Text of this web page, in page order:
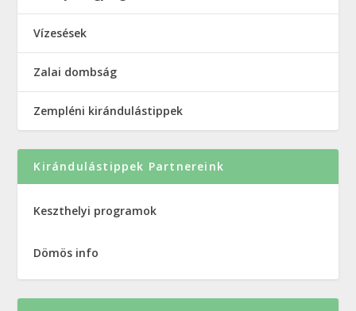
Vízesések
Zalai dombság
Zempléni kirándulástippek
Kirándulástippek Partnereink
Keszthelyi programok
Dömös info